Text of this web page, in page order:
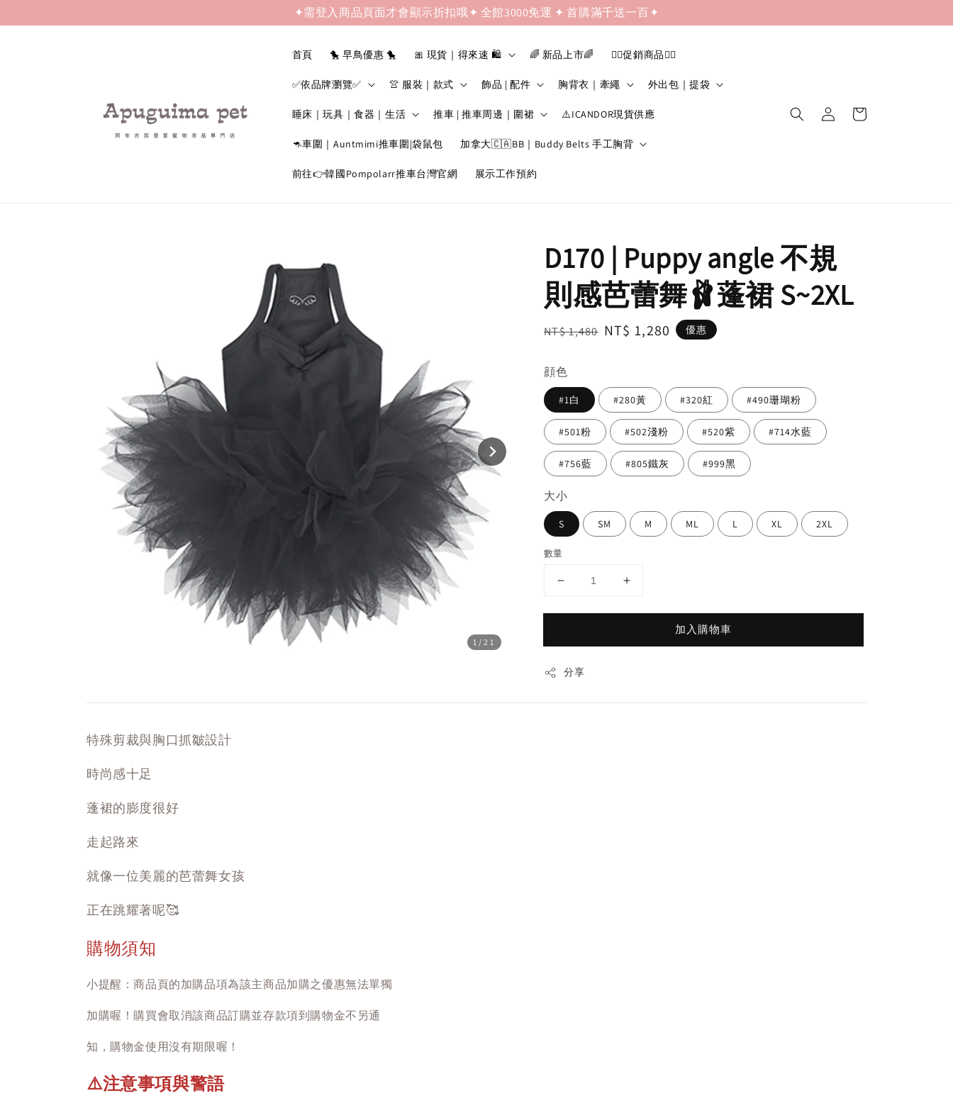
✦需登入商品頁面才會顯示折扣哦✦ 全館3000免運 ✦ 首購滿千送一百✦
首頁 🐤 早鳥優惠 🐤 🎀 現貨｜得來速 🛍️ 🌈 新品上市🌈 ❤️‍🔥促銷商品❤️‍🔥
✅依品牌瀏覽✅ 👚 服裝｜款式 飾品 | 配件 胸背衣｜牽繩 外出包｜提袋
睡床｜玩具｜食器｜生活 推車 | 推車周邊｜圍裙 ⚠️ICANDOR現貨供應
🦘車圍｜Auntmimi推車圍|袋鼠包 加拿大🇨🇦BB｜Buddy Belts 手工胸背
前往👉韓國Pompolarr推車台灣官網 展示工作預約
1 /21
D170 | Puppy angle 不規
則感芭蕾舞🩰蓬裙 S~2XL
Regular
NT$ 1,480 Sale
NT$ 1,280 優惠
顔色
#1白 #280黃 #320紅 #490珊瑚粉
#501粉 #502淺粉 #520紫 #714水藍
#756藍 #805鐵灰 #999黑
大小
S SM M ML L XL 2XL
數量
加入購物車
分享
特殊剪裁與胸口抓皺設計
時尚感十足
蓬裙的膨度很好
走起路來
就像一位美麗的芭蕾舞女孩
正在跳耀著呢🥰
購物須知
小提醒：商品頁的加購品項為該主商品加購之優惠無法單獨
加購喔！購買會取消該商品訂購並存款項到購物金不另通
知，購物金使用沒有期限喔！
⚠️注意事項與警語